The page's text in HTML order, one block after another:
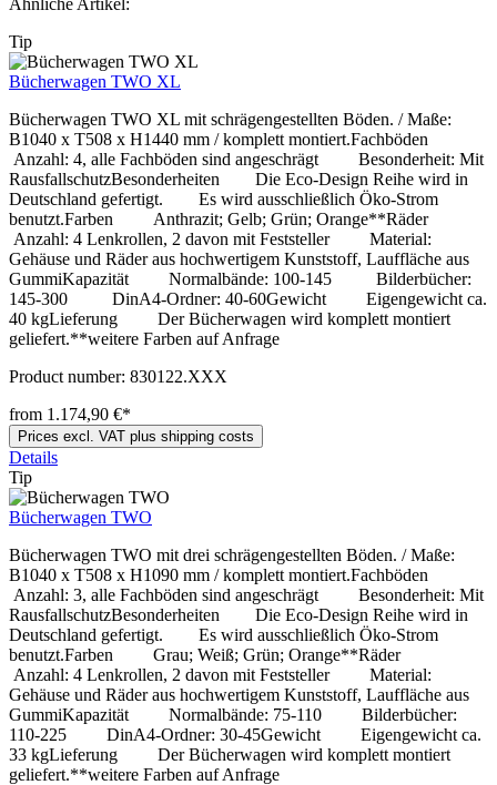
Tip
Bücherwagen TWO XL
Bücherwagen TWO XL mit schrägengestellten Böden. / Maße:
B1040 x T508 x H1440 mm / komplett montiert.Fachböden
Anzahl: 4, alle Fachböden sind angeschrägt Besonderheit: Mit
RausfallschutzBesonderheiten Die Eco-Design Reihe wird in
Deutschland gefertigt. Es wird ausschließlich Öko-Strom
benutzt.Farben Anthrazit; Gelb; Grün; Orange**Räder
Anzahl: 4 Lenkrollen, 2 davon mit Feststeller Material:
Gehäuse und Räder aus hochwertigem Kunststoff, Lauffläche aus
GummiKapazität Normalbände: 100-145 Bilderbücher:
145-300 DinA4-Ordner: 40-60Gewicht Eigengewicht ca.
40 kgLieferung Der Bücherwagen wird komplett montiert
geliefert.**weitere Farben auf Anfrage
Product number: 830122.XXX
from 1.174,90 €*
Prices excl. VAT plus shipping costs
Details
Tip
Bücherwagen TWO
Bücherwagen TWO mit drei schrägengestellten Böden. / Maße:
B1040 x T508 x H1090 mm / komplett montiert.Fachböden
Anzahl: 3, alle Fachböden sind angeschrägt Besonderheit: Mit
RausfallschutzBesonderheiten Die Eco-Design Reihe wird in
Deutschland gefertigt. Es wird ausschließlich Öko-Strom
benutzt.Farben Grau; Weiß; Grün; Orange**Räder
Anzahl: 4 Lenkrollen, 2 davon mit Feststeller Material:
Gehäuse und Räder aus hochwertigem Kunststoff, Lauffläche aus
GummiKapazität Normalbände: 75-110 Bilderbücher:
110-225 DinA4-Ordner: 30-45Gewicht Eigengewicht ca.
33 kgLieferung Der Bücherwagen wird komplett montiert
geliefert.**weitere Farben auf Anfrage